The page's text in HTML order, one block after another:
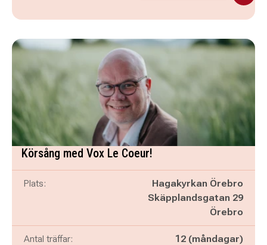
Körsång med Vox Le Coeur!
Plats:
Hagakyrkan Örebro
Skäpplandsgatan 29
Örebro
Antal träffar: 12 (måndagar)